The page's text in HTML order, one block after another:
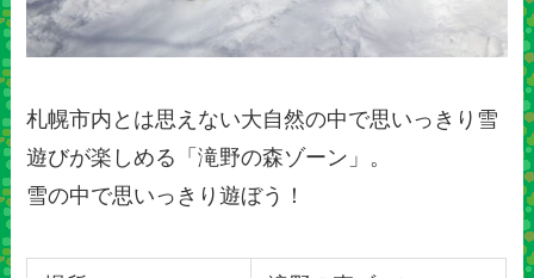
札幌市内とは思えない大自然の中で思いっきり雪
遊びが楽しめる「滝野の森ゾーン」。
雪の中で思いっきり遊ぼう！